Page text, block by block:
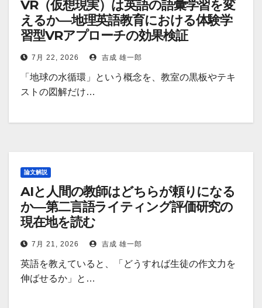
VR（仮想現実）は英語の語彙学習を変
えるか―地理英語教育における体験学
習型VRアプローチの効果検証
7月 22, 2026 吉成 雄一郎
「地球の水循環」という概念を、教室の黒板やテキ
ストの図解だけ…
論文解説
AIと人間の教師はどちらが頼りになる
か―第二言語ライティング評価研究の
現在地を読む
7月 21, 2026 吉成 雄一郎
英語を教えていると、「どうすれば生徒の作文力を
伸ばせるか」と…